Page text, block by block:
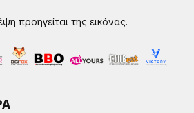
προηγείται της εικόνας.